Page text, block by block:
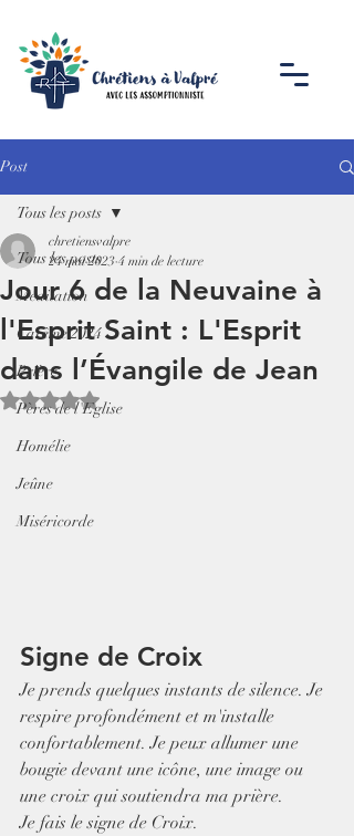
Post
Tous les posts
Méditation
Carême 2024
Prière
Pères de l'Eglise
Homélie
Jeûne
Miséricorde
Tous les posts
Jour 6 de la Neuvaine à
l'Esprit Saint : L'Esprit
dans l’Évangile de Jean
chretiensvalpre
24 mai 2023 4 min de lecture
Noté NaN étoiles sur 5.
Signe de Croix
Je prends quelques instants de silence. Je
respire profondément et m'installe
confortablement. Je peux allumer une
bougie devant une icône, une image ou
une croix qui soutiendra ma prière.
Je fais le signe de Croix.